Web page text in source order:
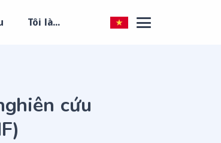
Tôi là...
cứu